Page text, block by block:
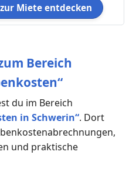
Miete entdecken
Bereich
du im Bereich
in Schwerin“. Dort
und praktische